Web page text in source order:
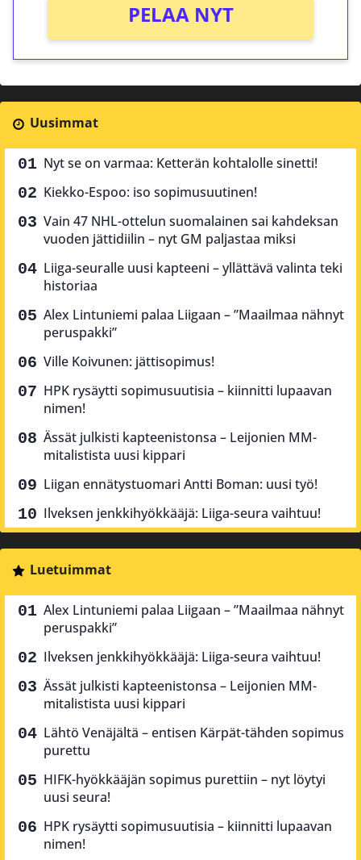
PELAA NYT
Uusimmat
Nyt se on varmaa: Ketterän kohtalolle sinetti!
Kiekko-Espoo: iso sopimusuutinen!
Vain 47 NHL-ottelun suomalainen sai kahdeksan
vuoden jättidiilin – nyt GM paljastaa miksi
Liiga-seuralle uusi kapteeni – yllättävä valinta teki
historiaa
Alex Lintuniemi palaa Liigaan – ”Maailmaa nähnyt
peruspakki”
Ville Koivunen: jättisopimus!
HPK rysäytti sopimusuutisia – kiinnitti lupaavan
nimen!
Ässät julkisti kapteenistonsa – Leijonien MM-
mitalistista uusi kippari
Liigan ennätystuomari Antti Boman: uusi työ!
Ilveksen jenkkihyökkääjä: Liiga-seura vaihtuu!
Luetuimmat
Alex Lintuniemi palaa Liigaan – ”Maailmaa nähnyt
peruspakki”
Ilveksen jenkkihyökkääjä: Liiga-seura vaihtuu!
Ässät julkisti kapteenistonsa – Leijonien MM-
mitalistista uusi kippari
Lähtö Venäjältä – entisen Kärpät-tähden sopimus
purettu
HIFK-hyökkääjän sopimus purettiin – nyt löytyi
uusi seura!
HPK rysäytti sopimusuutisia – kiinnitti lupaavan
nimen!